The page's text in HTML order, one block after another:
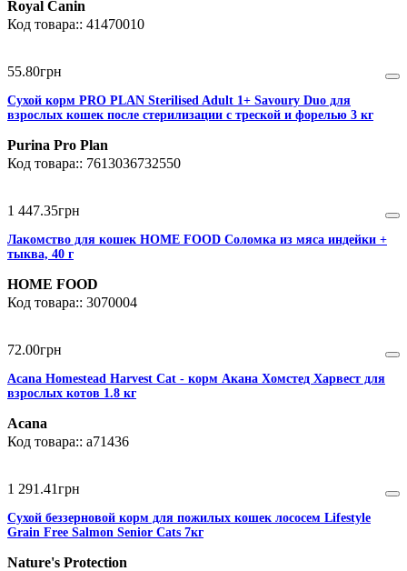
Royal Canin
41470010
55.80грн
Сухой корм PRO PLAN Sterilised Adult 1+ Savoury Duo для
взрослых кошек после стерилизации с треской и форелью 3 кг
Purina Pro Plan
7613036732550
1 447.35грн
Лакомство для кошек HOME FOOD Соломка из мяса индейки +
тыква, 40 г
HOME FOOD
3070004
72.00грн
Acana Homestead Harvest Cat - корм Акана Хомстед Харвест для
взрослых котов 1.8 кг
Acana
a71436
1 291 .41грн
Сухой беззерновой корм для пожилых кошек лососем Lifestyle
Grain Free Salmon Senior Cats 7кг
Nature's Protection